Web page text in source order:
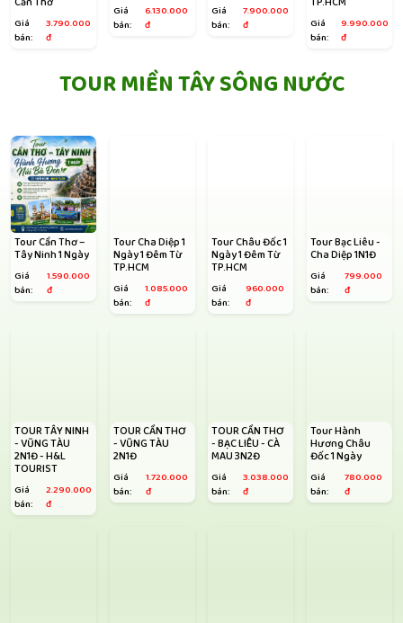
Giá
bán:
3.790.000
đ
Giá
bán:
6.130.000
đ
Giá
bán:
7.900.000
đ
Giá
bán:
9.990.000
đ
TOUR MIỀN TÂY SÔNG NƯỚC
Tour Cần Thơ –
Tây Ninh 1 Ngày
Giá
bán:
1.590.000
đ
Tour Cha Diệp 1
Ngày 1 Đêm Từ
TP.HCM
Giá
bán:
1.085.000
đ
Tour Châu Đốc 1
Ngày 1 Đêm Từ
TP.HCM
Giá
bán:
960.000
đ
Tour Bạc Liêu -
Cha Diệp 1N1Đ
Giá
bán:
799.000
đ
TOUR TÂY NINH
- VŨNG TÀU
2N1Đ - H&L
TOURIST
Giá
bán:
2.290.000
đ
TOUR CẦN THƠ
- VŨNG TÀU
2N1Đ
Giá
bán:
1.720.000
đ
TOUR CẦN THƠ
- BẠC LIÊU - CÀ
MAU 3N2Đ
Giá
bán:
3.038.000
đ
Tour Hành
Hương Châu
Đốc 1 Ngày
Giá
bán:
780.000
đ